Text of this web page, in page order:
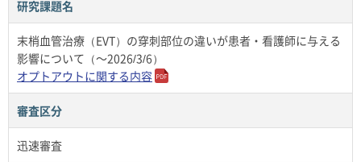
研究課題名
末梢血管治療（EVT）の穿刺部位の違いが患者・看護師に与える
影響について（～2026/3/6）
オプトアウトに関する内容
審査区分
迅速審査